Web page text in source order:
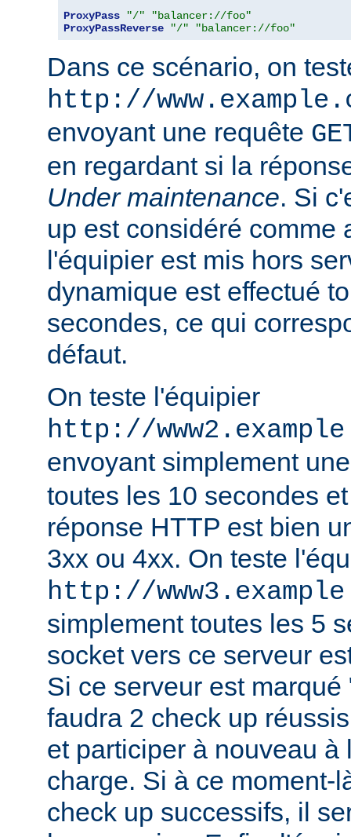
ProxyPass
"/"
"balancer://foo"
ProxyPassReverse
"/" "balancer://foo"
Dans ce scénario, on
http://
envoyant une requête
en regardant si la
Under maintenance. Si
up est considéré comme
l'équipier est mis hors
dynamique est effectué
secondes, ce qui
défaut.
On teste l'équipier
http://
envoyant simplement
toutes les 10 secondes
réponse HTTP est bien
3xx ou 4xx. On teste
http://
simplement toutes les 5
socket vers ce serveur
Si ce serveur est
faudra 2 check up
et participer à nouveau à
charge. Si à ce moment-
check up successifs, il